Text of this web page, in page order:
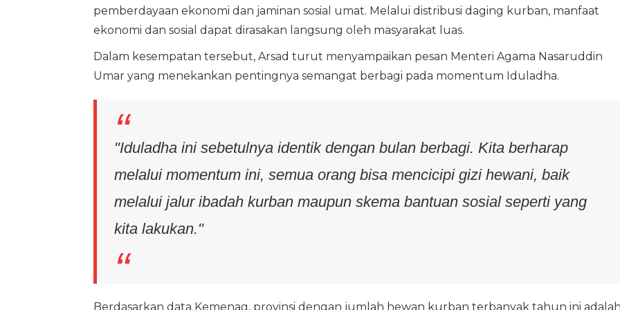
pemberdayaan ekonomi dan jaminan sosial umat. Melalui distribusi daging kurban, manfaat
ekonomi dan sosial dapat dirasakan langsung oleh masyarakat luas.
Dalam kesempatan tersebut, Arsad turut menyampaikan pesan Menteri Agama Nasaruddin
Umar yang menekankan pentingnya semangat berbagi pada momentum Iduladha.
"Iduladha ini sebetulnya identik dengan bulan berbagi. Kita berharap
melalui momentum ini, semua orang bisa mencicipi gizi hewani, baik
melalui jalur ibadah kurban maupun skema bantuan sosial seperti yang
kita lakukan."
Berdasarkan data Kemenag, provinsi dengan jumlah hewan kurban terbanyak tahun ini